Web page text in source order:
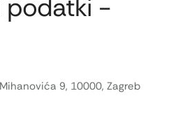
podatki -
9, 10000, Zagreb